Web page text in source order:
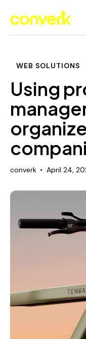
WEB SOLUTIONS
Using
converk April 24,